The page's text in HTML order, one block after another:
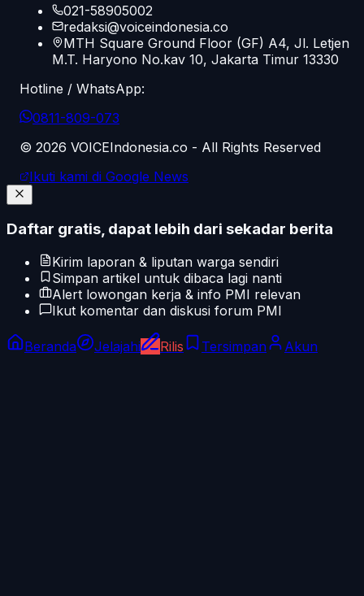
021-58905002
redaksi@voiceindonesia.co
MTH Square Ground Floor (GF) A4, Jl. Letjen
M.T. Haryono No.kav 10, Jakarta Timur 13330
Hotline / WhatsApp:
0811-809-073
© 2026 VOICEIndonesia.co - All Rights Reserved
Ikuti kami di Google News
Daftar gratis, dapat lebih dari sekadar berita
Kirim laporan & liputan warga sendiri
Simpan artikel untuk dibaca lagi nanti
Alert lowongan kerja & info PMI relevan
Ikut komentar dan diskusi forum PMI
Beranda Jelajahi Rilis Tersimpan Akun